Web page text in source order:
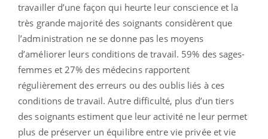
travailler d’une façon qui heurte leur conscience et la
très grande majorité des soignants considèrent que
l’administration ne se donne pas les moyens
d’améliorer leurs conditions de travail. 59% des sages-
femmes et 27% des médecins rapportent
régulièrement des erreurs ou des oublis liés à ces
conditions de travail. Autre difficulté, plus d’un tiers
des soignants estiment que leur activité ne leur permet
plus de préserver un équilibre entre vie privée et vie